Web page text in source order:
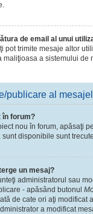
de email al unui
pot trimite mesaje altor
maliţioasa a sistemului de
publicare al
în forum?
nou în forum, apăsaţi
disponibile sunt
un mesaj?
administratorul sau
- apăsând butonul
de cate ori aţi
a modificat